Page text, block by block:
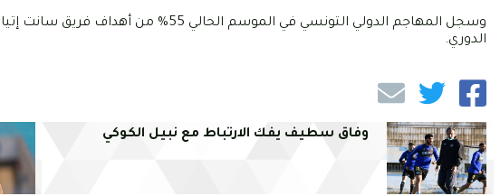
الدوري.
وفاق سطيف يفك الارتباط مع نبيل الكوكي